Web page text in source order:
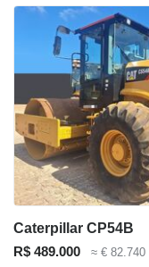
Caterpillar CP54B
R$ 489.000
≈ € 82.740